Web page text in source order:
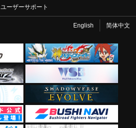
ユーザーサポート
English 简体中文